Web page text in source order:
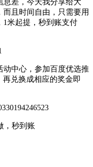
且时间自由，只需要用
1米起提，秒到账支付
中心，参加百度优选推
兑换成相应的奖金即
，秒到账